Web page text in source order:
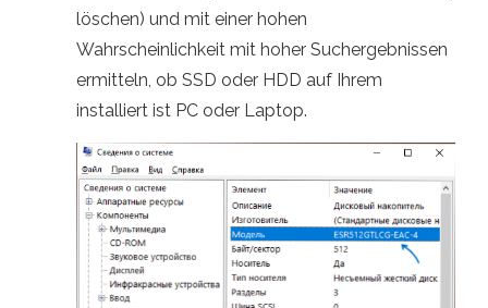
löschen) und mit einer hohen
Wahrscheinlichkeit mit hoher Suchergebnissen
ermitteln, ob SSD oder HDD auf Ihrem
installiert ist PC oder Laptop.